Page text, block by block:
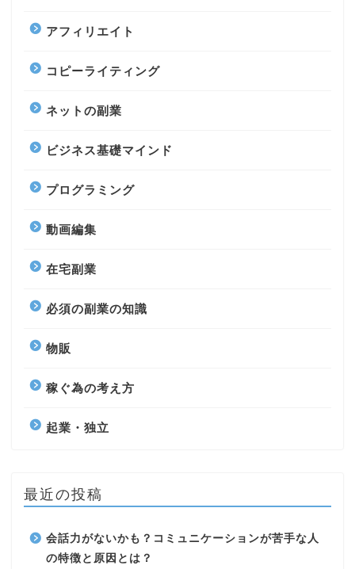
アフィリエイト
コピーライティング
ネットの副業
ビジネス基礎マインド
プログラミング
動画編集
在宅副業
必須の副業の知識
物販
稼ぐ為の考え方
起業・独立
最近の投稿
会話力がないかも？コミュニケーションが苦手な人
の特徴と原因とは？